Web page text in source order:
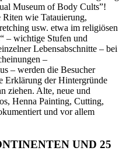
Museum of Body Cults”!
wie Tatauierung,
usw. etwa im religiösen
– wichtige Stufen und
Lebensabschnitte – bei
–
– werden die Besucher
Erklärung der Hintergründe
ziehen. Alte, neue und
Henna Painting, Cutting,
und vor allem
UND 25